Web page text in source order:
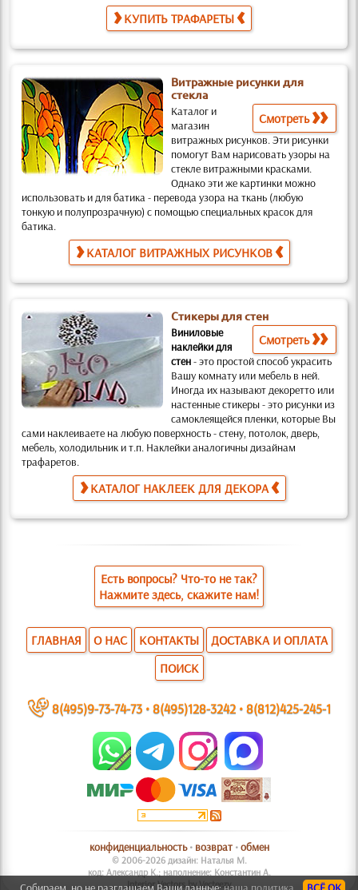
КУПИТЬ ТРАФАРЕТЫ
Витражные рисунки для
стекла
Смотреть
Каталог и
магазин
витражных рисунков.Эти рисунки
помогут Вам нарисовать узоры на
стекле витражными красками.
Однако эти же картинки можно
использовать и для батика- перевода узора на ткань (любую
тонкую и полупрозрачную) с помощью специальных красок для
батика.
КАТАЛОГ ВИТРАЖНЫХ РИСУНКОВ
Стикеры для стен
Смотреть
Виниловые
наклейки для
стен-это простой способ украсить
Вашу комнату или мебель в ней.
Иногда их называют декоретто или
настенные стикеры -это рисунки из
самоклеящейся пленки, которые Вы
сами наклеиваете на любую поверхность- стену, потолок, дверь,
мебель, холодильник и т.п. Наклейки аналогичны дизайнам
трафаретов.
КАТАЛОГ НАКЛЕЕК ДЛЯ ДЕКОРА
Есть вопросы? Что-то не так?
Нажмите здесь, скажите нам!
ГЛАВНАЯ О НАС КОНТАКТЫ
ДОСТАВКА И ОПЛАТА
ПОИСК
~ 8(495)9-73-74-73•8(495)128-3242•8(812)425-245-1
конфиденциальность• возврат•обмен
© 2006-2026 дизайн: Наталья М.
код: Александр К.; наполнение: Константин А.
Interior Vectors by Vecteezy